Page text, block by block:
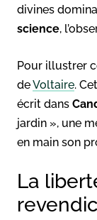
divines
science,
Pour illustrer
deVoltaire.
écrit dans
jardin », une
en main son
La